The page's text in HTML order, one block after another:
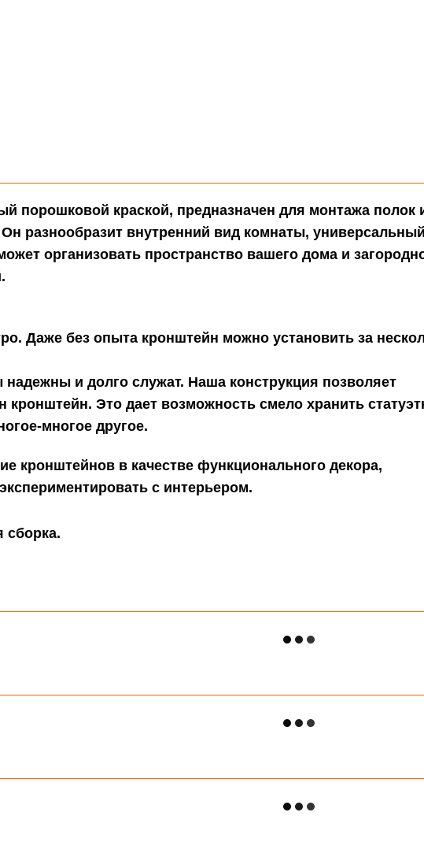
порошковой краской, предназначен для монтажа полок
разнообразит внутренний вид комнаты,
организовать пространство вашего дома и
Даже без опыта кронштейн можно установить за
и долго служат. Наша конструкция позволяет
кронштейн. Это дает возможность смело хранить
многое другое.
кронштейнов в качестве функционального декора,
с интерьером.
сборка.